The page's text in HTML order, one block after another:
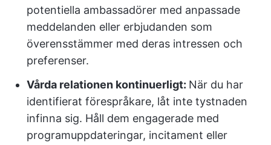
potentiella ambassadörer med anpassade
meddelanden eller erbjudanden som
överensstämmer med deras intressen och
preferenser.
Vårda relationen kontinuerligt: När du har
identifierat förespråkare, låt inte tystnaden
infinna sig. Håll dem engagerade med
programuppdateringar, incitament eller